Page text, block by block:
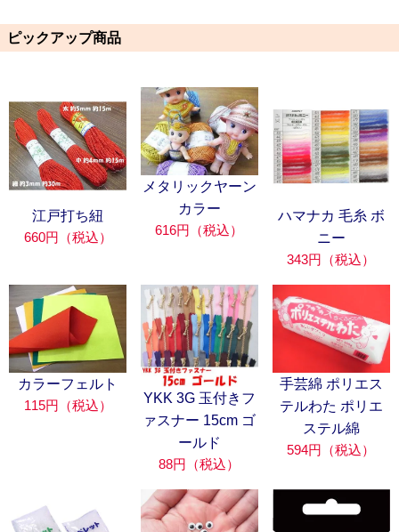
ピックアップ商品
江戸打ち紐
660円（税込）
メタリックヤーン
カラー
616円（税込）
ハマナカ 毛糸 ボ
ニー
343円（税込）
カラーフェルト
115円（税込）
YKK 3G 玉付きフ
ァスナー 15cm ゴ
ールド
88円（税込）
手芸綿 ポリエス
テルわた ポリエ
ステル綿
594円（税込）